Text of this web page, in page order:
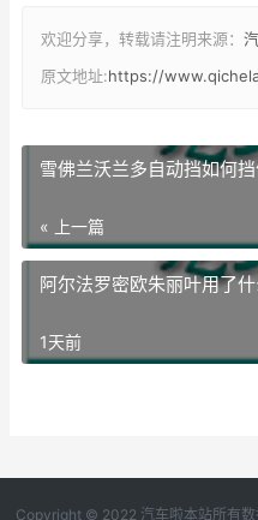
欢迎分享，转载请注明来源：
原文地址:https://
雪佛兰沃兰多自动挡如何
« 上一篇
阿尔法罗密欧朱丽叶用了
1天前
Copyright © 2022 汽车啦本站所有数